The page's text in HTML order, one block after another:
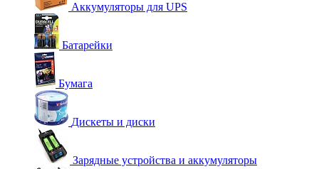
Аккумуляторы для UPS
Батарейки
Бумага
Дискеты и диски
Зарядные устройства и аккумуляторы